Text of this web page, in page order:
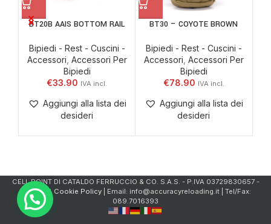
BT20B AAIS BOTTOM RAIL
Bipiedi - Rest - Cuscini -
Accessori Accessori Per
Bipiedi
€33.90
Aggiungi alla lista dei
desideri
BT30 – COYOTE BROWN
Bipiedi - Rest - Cuscini -
Accessori Accessori Per
Bipiedi
€78.90
Aggiungi alla lista dei
desideri
CELL.POINT DI CATALDO FERRUCCIO & CO. S.A.S. - P.IVA 03729830657 -
Privacy & Cookie Policy| Email: info@accuracyreloading.it | Tel/Fax:
089.7016393